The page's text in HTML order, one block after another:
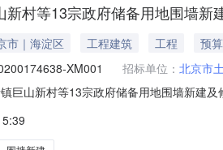
新村等13宗政府储备用地围墙新
市｜海淀区 工程建筑 工程
预
XM001 招标单位： 北京市
巨山新村等13宗政府储备用地围墙新建
标成交供应商地址：北京市门头沟区色